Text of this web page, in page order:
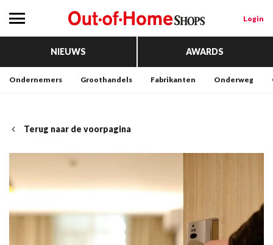
Login
NIEUWS AWARDS
Ondernemers Groothandels Fabrikanten Onderweg
Terug naar de voorpagina